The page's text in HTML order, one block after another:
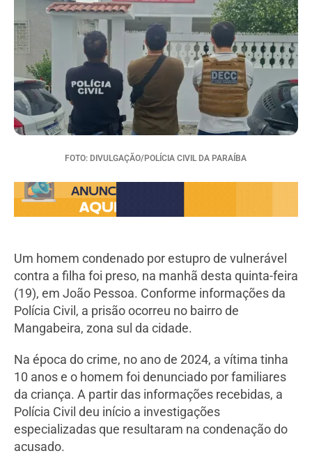
FOTO: DIVULGAÇÃO/POLÍCIA CIVIL DA PARAÍBA
Um homem condenado por estupro de vulnerável
contra a filha foi preso, na manhã desta quinta-feira
(19), em João Pessoa. Conforme informações da
Polícia Civil, a prisão ocorreu no bairro de
Mangabeira, zona sul da cidade.
Na época do crime, no ano de 2024, a vítima tinha
10 anos e o homem foi denunciado por familiares
da criança. A partir das informações recebidas, a
Polícia Civil deu início a investigações
especializadas que resultaram na condenação do
acusado.